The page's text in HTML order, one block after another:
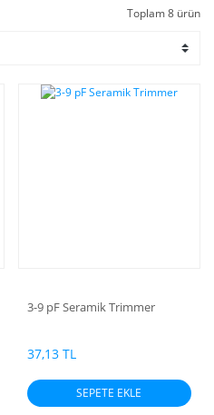
Toplam 8 ürün
3-9 pF Seramik Trimmer
37,13 TL
SEPETE EKLE